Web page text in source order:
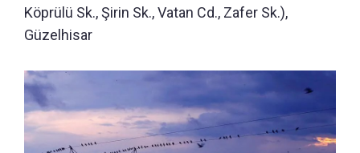
Köprülü Sk., Şirin Sk., Vatan Cd., Zafer Sk.),
Güzelhisar